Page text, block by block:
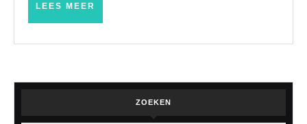
LEES MEER
ZOEKEN